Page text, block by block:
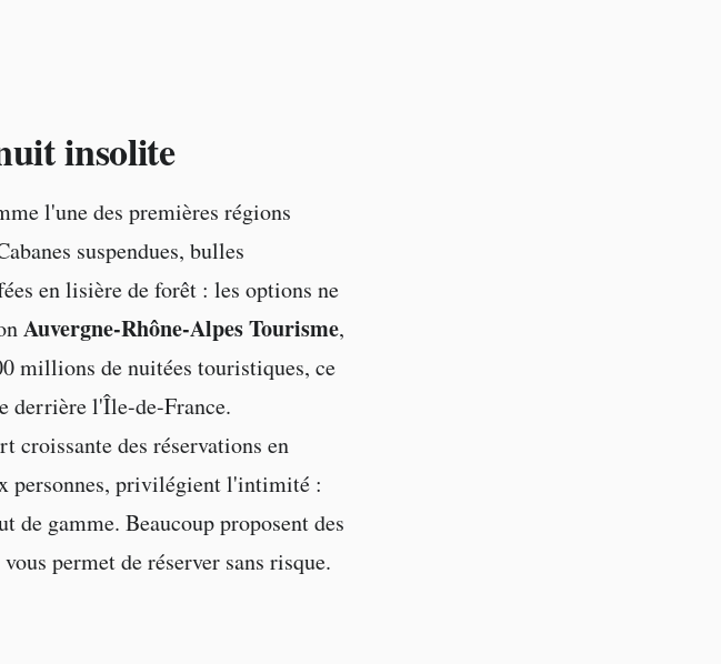
insolite
l'une des premières régions
suspendues, bulles
en lisière de forêt : les options ne
Auvergne-Rhône-Alpes Tourisme,
millions de nuitées touristiques, ce
derrière l'Île-de-France.
croissante des réservations en
personnes, privilégient l'intimité :
de gamme. Beaucoup proposent des
permet de réserver sans risque.